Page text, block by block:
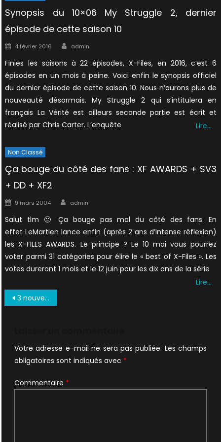
Synopsis du 10×06 My Struggle 2, dernier
épisode de cette saison 10
Posted
4 février 2016 Author
admin
Finies les saisons à 22 épisodes, X-Files, en 2016, c’est 6
épisodes en un mois à peine. Voici enfin le synopsis officiel
du dernier épisode de cette saison 10. Nous n’aurons plus de
nouveauté désormais. My Struggle 2 qui s’intitulera en
français La Vérité est ailleurs seconde partie est écrit et
réalisé par Chris Carter. L’enquête
Lire…
Non Classé
Ça bouge du côté des fans : XF AWARDS + SV3
+ DD + XF2
Posted
9 mars 2004 Author
admin
Salut tlm 🙂 Ça bouge pas mal du côté des fans. En
effet LeMartien lance enfin (après 2 ans d’intense réflexion)
les X-FILES AWARDS. Le principe ? Le 10 mai vous pourrez
voter parmi 31 catégories pour élire le « best of X-Files ». Les
votes dureront 1 mois et le 12 juin pour les dix ans de la série
Lire…
Navigation
3 nouvelles scénaristes
Votre adresse e-mail ne sera pas publiée. Les champs
obligatoires sont indiqués avec *
Commentaire *